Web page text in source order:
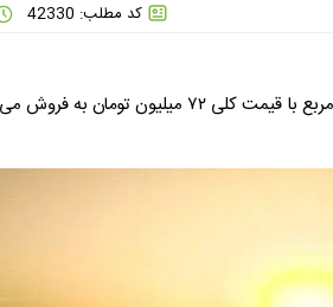
کد مطلب: 42330
در ایرانشهر، یک قطعه زمین مسکونی به مساحت ۲۴۰